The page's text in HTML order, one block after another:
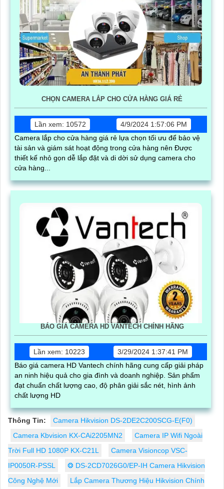
CHỌN CAMERA LẮP CHO CỬA HÀNG GIÁ RẺ
Lần xem: 10572
4/9/2024 1:57:06 PM
Camera lắp cho cửa hàng giá rẻ lựa chọn tối ưu để bảo vệ
tài sản và giám sát hoạt động trong cửa hàng nên Được
thiết kế nhỏ gọn dễ lắp đặt và di dời sử dụng camera cho
cửa hàng...
BÁO GIÁ CAMERA HD VANTECH CHÍNH HÃNG
Lần xem: 10223
3/29/2024 1:37:41 PM
Báo giá camera HD Vantech chính hãng cung cấp giải pháp
an ninh hiệu quả cho gia đình và doanh nghiệp. Sản phẩm
đạt chuẩn chất lượng cao, độ phân giải sắc nét, hình ảnh
chất lượng HD
Thông Tin:
Camera Hikvision DS-2DE2C200SCG-E(F0)
Camera Kbvision KX-CAi2205MN2
Camera IP Wifi Ngoài
Trời Full HD 1080P KX-C21L
Camera Visioncop VSC-
IP0050R-PSSL
❂ DS-2CD7026G0/EP-IH Camera Hikvision
Công Nghệ Mới
Lắp Camera Thương Hiệu Hikvision Chính